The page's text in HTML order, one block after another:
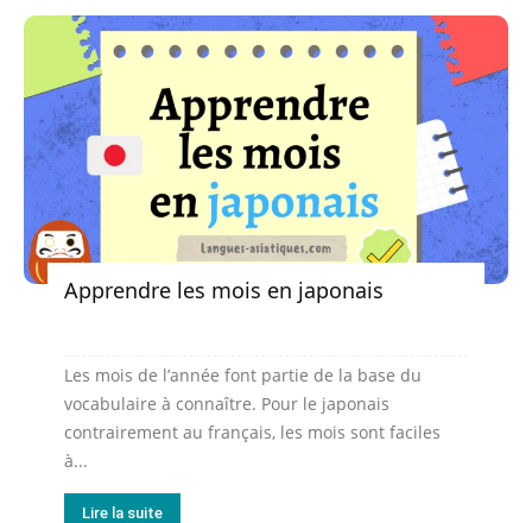
Apprendre les mois en japonais
Les mois de l’année font partie de la base du
vocabulaire à connaître. Pour le japonais
contrairement au français, les mois sont faciles
à...
Lire la suite